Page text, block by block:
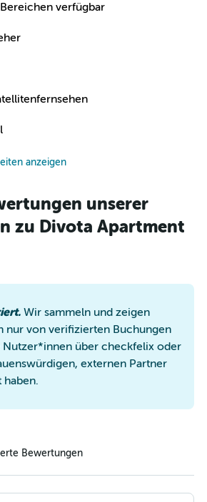
verfügbar
anzeigen
unserer
zu Divota Apartment
Wir sammeln und zeigen
nur von verifizierten Buchungen
Nutzer*innen über checkfelix oder
externen Partner
Bewertungen